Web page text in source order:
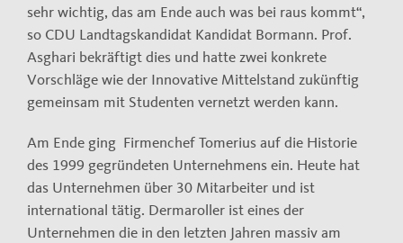
sehr wichtig, das am Ende auch was bei raus kommt“,
so CDU Landtagskandidat Kandidat Bormann. Prof.
Asghari bekräftigt dies und hatte zwei konkrete
Vorschläge wie der Innovative Mittelstand zukünftig
gemeinsam mit Studenten vernetzt werden kann.
Am Ende ging Firmenchef Tomerius auf die Historie
des 1999 gegründeten Unternehmens ein. Heute hat
das Unternehmen über 30 Mitarbeiter und ist
international tätig. Dermaroller ist eines der
Unternehmen die in den letzten Jahren massiv am